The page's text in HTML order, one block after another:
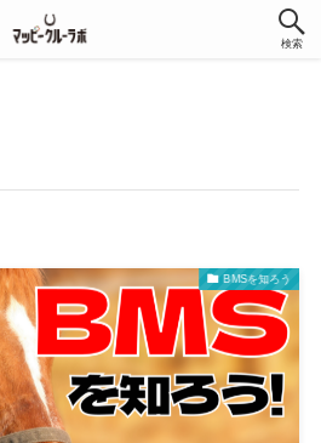
検索
BMSを知ろう